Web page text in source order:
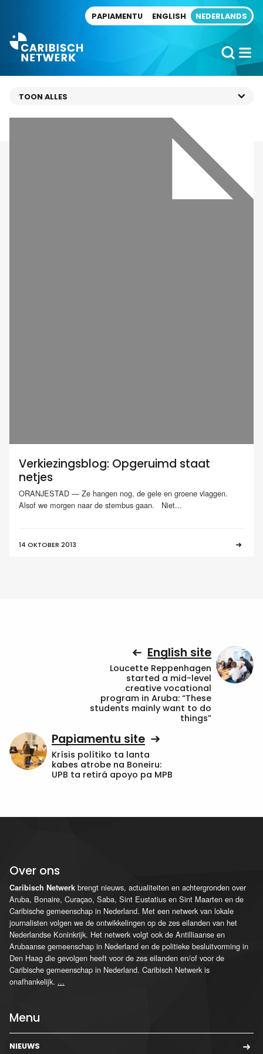
PAPIAMENTU ENGLISH NEDERLANDS
Verkiezingsblog: Opgeruimd staat
netjes
ORANJESTAD — Ze hangen nog, de gele en groene vlaggen.
Alsof we morgen naar de stembus gaan. Niet...
14 OKTOBER 2013
English site
Loucette Reppenhagen
started a mid-level
creative vocational
program in Aruba: “These
students mainly want to do
things”
Papiamentu site
Krísis polítiko ta lanta
kabes atrobe na Boneiru:
UPB ta retirá apoyo pa MPB
Over ons
Caribisch Netwerk brengt nieuws, actualiteiten en achtergronden over
Aruba, Bonaire, Curaçao, Saba, Sint Eustatius en Sint Maarten en de
Caribische gemeenschap in Nederland. Met een netwerk van lokale
journalisten volgen we de ontwikkelingen op de zes eilanden van het
Nederlandse Koninkrijk. Het netwerk volgt ook de Antilliaanse en
Arubaanse gemeenschap in Nederland en de politieke besluitvorming in
Den Haag die gevolgen heeft voor de zes eilanden en/of voor de
Caribische gemeenschap in Nederland. Caribisch Netwerk is
onafhankelijk. ...
Menu
NIEUWS